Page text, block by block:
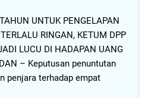
UNTUK PENGELAPAN
RINGAN, KETUM DPP
LUCU DI HADAPAN UANG
– Keputusan penuntutan
penjara terhadap empat